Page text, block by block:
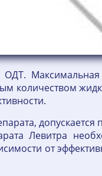
ОДТ.
количеством
Левитра
от